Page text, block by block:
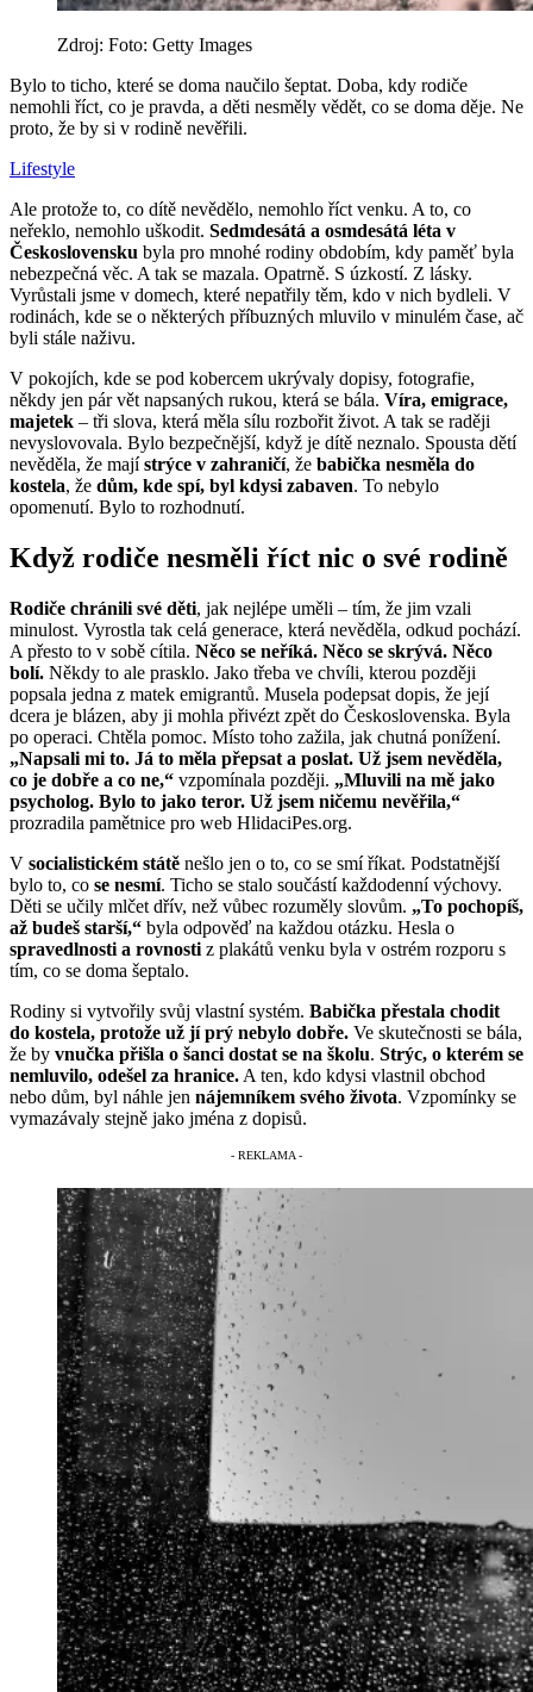
Zdroj: Foto: Getty Images
Bylo to ticho, které se doma naučilo šeptat. Doba, kdy rodiče
nemohli říct, co je pravda, a děti nesměly vědět, co se doma děje. Ne
proto, že by si v rodině nevěřili.
Lifestyle
Ale protože to, co dítě nevědělo, nemohlo říct venku. A to, co
neřeklo, nemohlo uškodit. Sedmdesátá a osmdesátá léta v
Československu byla pro mnohé rodiny obdobím, kdy paměť byla
nebezpečná věc. A tak se mazala. Opatrně. S úzkostí. Z lásky.
Vyrůstali jsme v domech, které nepatřily těm, kdo v nich bydleli. V
rodinách, kde se o některých příbuzných mluvilo v minulém čase, ač
byli stále naživu.
V pokojích, kde se pod kobercem ukrývaly dopisy, fotografie,
někdy jen pár vět napsaných rukou, která se bála. Víra, emigrace,
majetek – tři slova, která měla sílu rozbořit život. A tak se raději
nevyslovovala. Bylo bezpečnější, když je dítě neznalo. Spousta dětí
nevěděla, že majístrýce v zahraničí, že babička nesměla do
kostela, že dům, kde spí, byl kdysi zabaven. To nebylo
opomenutí. Bylo to rozhodnutí.
Když rodiče nesměli říct nic o své rodině
Rodiče chránili své děti, jak nejlépe uměli – tím, že jim vzali
minulost. Vyrostla tak celá generace, která nevěděla, odkud pochází.
A přesto to v sobě cítila. Něco se neříká. Něco se skrývá. Něco
bolí. Někdy to ale prasklo. Jako třeba ve chvíli, kterou později
popsala jedna z matek emigrantů. Musela podepsat dopis, že její
dcera je blázen, aby ji mohla přivézt zpět do Československa. Byla
po operaci. Chtěla pomoc. Místo toho zažila, jak chutná ponížení.
„Napsali mi to. Já to měla přepsat a poslat. Už jsem nevěděla,
co je dobře a co ne,“ vzpomínala později. „Mluvili na mě jako
psycholog. Bylo to jako teror. Už jsem ničemu nevěřila,“
prozradila pamětnice pro web HlidaciPes.org.
V socialistickém státě nešlo jen o to, co se smí říkat. Podstatnější
bylo to, co se nesmí. Ticho se stalo součástí každodenní výchovy.
Děti se učily mlčet dřív, než vůbec rozuměly slovům. „To pochopíš,
až budeš starší,“ byla odpověď na každou otázku. Hesla o
spravedlnosti a rovnosti z plakátů venku byla v ostrém rozporu s
tím, co se doma šeptalo.
Rodiny si vytvořily svůj vlastní systém. Babička přestala chodit
do kostela, protože už jí prý nebylo dobře. Ve skutečnosti se bála,
že by vnučka přišla o šanci dostat se na školu. Strýc, o kterém se
nemluvilo, odešel za hranice. A ten, kdo kdysi vlastnil obchod
nebo dům, byl náhle jen nájemníkem svého života. Vzpomínky se
vymazávaly stejně jako jména z dopisů.